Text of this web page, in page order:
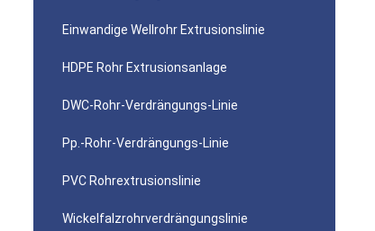
Einwandige Wellrohr Extrusionslinie
HDPE Rohr Extrusionsanlage
DWC-Rohr-Verdrängungs-Linie
Pp.-Rohr-Verdrängungs-Linie
PVC Rohrextrusionslinie
Wickelfalzrohrverdrängungslinie